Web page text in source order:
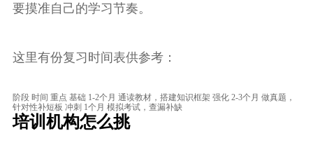
要摸准自己的学习节奏。
这里有份复习时间表供参考：
阶段 时间 重点 基础 1-2个月 通读教材，搭建知识框架 强化 2-3个月 做真题，
针对性补短板 冲刺 1个月 模拟考试，查漏补缺
培训机构怎么挑